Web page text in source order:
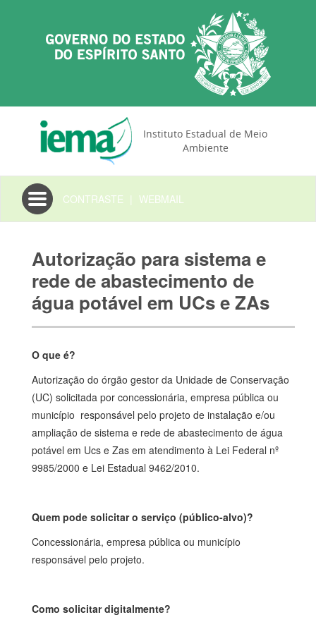
Instituto Estadual de Meio
Ambiente
Toggle
navigation
CONTRASTE | WEBMAIL
Autorização para sistema e
rede de abastecimento de
água potável em UCs e ZAs
O que é?
Autorização do órgão gestor da Unidade de Conservação
(UC) solicitada por concessionária, empresa pública ou
município responsável pelo projeto de instalação e/ou
ampliação de sistema e rede de abastecimento de água
potável em Ucs e Zas em atendimento à Lei Federal nº
9985/2000 e Lei Estadual 9462/2010.
Quem pode solicitar o serviço (público-alvo)?
Concessionária, empresa pública ou município
responsável pelo projeto.
Como solicitar digitalmente?